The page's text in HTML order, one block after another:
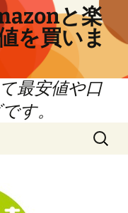
と楽
を買いま
最安値や口
す。
検
索: